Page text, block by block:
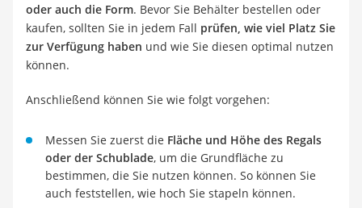
oder auch die Form. Bevor Sie Behälter bestellen oder
kaufen, sollten Sie in jedem Fall prüfen, wie viel Platz Sie
zur Verfügung haben und wie Sie diesen optimal nutzen
können.
Anschließend können Sie wie folgt vorgehen:
Messen Sie zuerst die Fläche und Höhe des Regals
oder der Schublade, um die Grundfläche zu
bestimmen, die Sie nutzen können. So können Sie
auch feststellen, wie hoch Sie stapeln können.